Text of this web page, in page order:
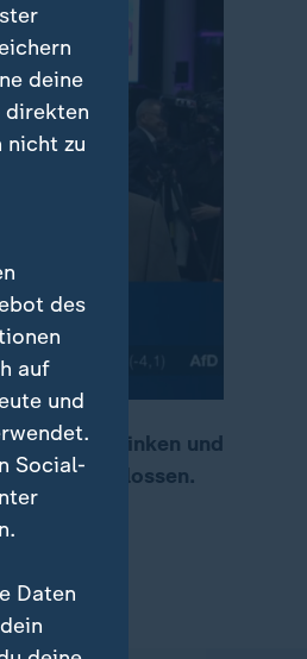
mit Linken und
ausgeschlossen.
deine
direkten
nicht zu
des
auf
und
Social-
Daten